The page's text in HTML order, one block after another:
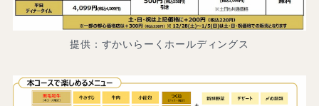
提供：すかいらーくホールディングス